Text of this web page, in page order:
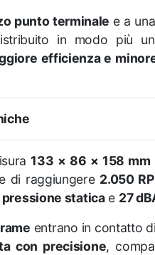
punto terminale e a una
in modo più
efficienza e
133 × 86 × 158 mm
di raggiungere 2.050
pressione staticae 27
entrano in contatto
con precisione,